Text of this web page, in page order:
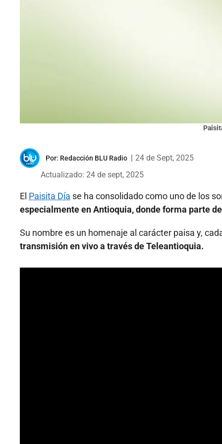
Por: Redacción BLU Radio
24 de Sept, 2025
Actualizado: 24 de sept, 2025
El Paisita Día se ha consolidado como uno de los
especialmente en Antioquia, donde forma parte
Su nombre es un homenaje al carácter paisa y,
transmisión en vivo a través de Teleantioquia.